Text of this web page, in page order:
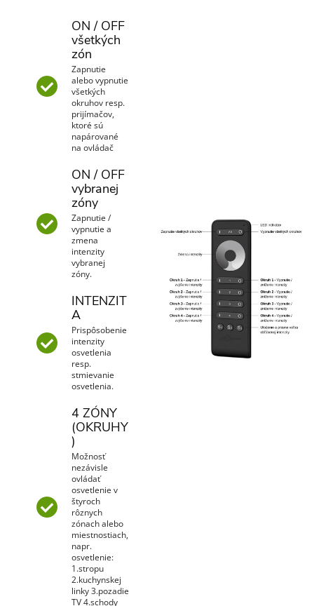
ON / OFF
všetkých
zón
Zapnutie
alebo vypnutie
všetkých
okruhov resp.
prijímačov,
ktoré sú
napárované
na ovládač
ON / OFF
vybranej
zóny
Zapnutie /
vypnutie a
zmena
intenzity
vybranej
zóny.
INTENZIT
A
Prispôsobenie
intenzity
osvetlenia
resp.
stmievanie
osvetlenia.
4 ZÓNY
(OKRUHY
)
Možnosť
nezávisle
ovládať
osvetlenie v
štyroch
rôznych
zónach alebo
miestnostiach,
napr.
osvetlenie:
1.stropu
2.kuchynskej
linky 3.pozadie
TV 4.schody